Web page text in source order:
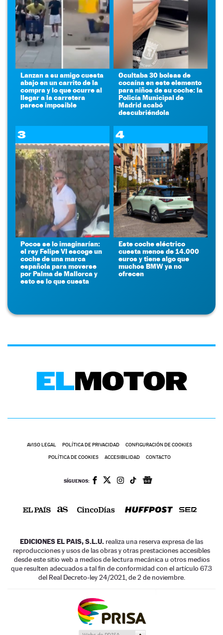
Lanzan a su amigo cuesta
abajo en un carrito de la
compra y lo que ocurre al
llegar a la carretera
parece imposible
Ocultaba 30 bolsas de
cocaína en este elemento
para niños de su coche: la
Policía Municipal de
Madrid acabó
descubriéndola
3
Pocos se lo imaginarían:
el rey Felipe VI escoge un
coche de una marca
española para moverse
por Palma de Mallorca y
esto es lo que cuesta
4
Este coche eléctrico
cuesta menos de 14.000
euros y tiene algo que
muchos BMW ya no
ofrecen
AVISO LEGAL POLÍTICA DE PRIVACIDAD CONFIGURACIÓN DE COOKIES
POLÍTICA DE COOKIES ACCESIBILIDAD CONTACTO
SÍGUENOS:
EDICIONES EL PAIS, S.L.U. realiza una reserva expresa de las
reproducciones y usos de las obras y otras prestaciones accesibles
desde este sitio web a medios de lectura mecánica u otros medios
que resulten adecuados a tal fin de conformidad con el artículo 67.3
del Real Decreto-ley 24/2021, de 2 de noviembre.